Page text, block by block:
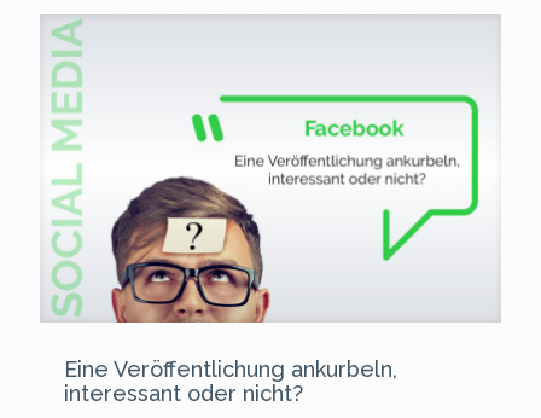
Eine Veröffentlichung ankurbeln,
interessant oder nicht?